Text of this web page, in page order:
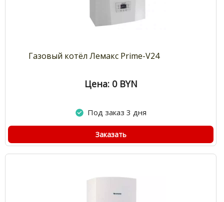
Газовый котёл Лемакс Prime-V24
Цена: 0 BYN
Под заказ 3 дня
Заказать